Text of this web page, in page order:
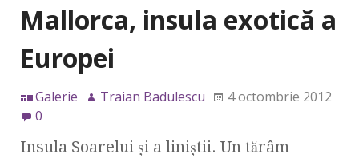
Mallorca, insula exotică a
Europei
Galerie Traian Badulescu
4 octombrie 2012
0
Insula Soarelui şi a liniştii. Un tărâm